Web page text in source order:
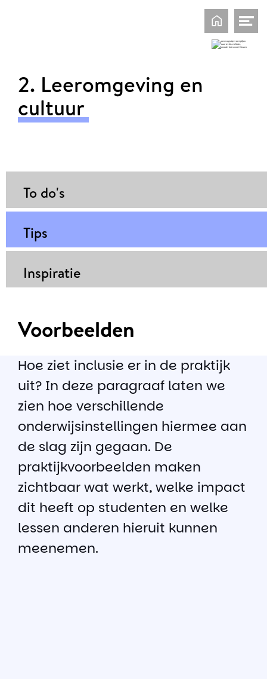
2. Leeromgeving en
cultuur
Voorbeelden
Hoe ziet inclusie er in de praktijk
uit? In deze paragraaf laten we
zien hoe verschillende
onderwijsinstellingen hiermee aan
de slag zijn gegaan. De
praktijkvoorbeelden maken
zichtbaar wat werkt, welke impact
dit heeft op studenten en welke
lessen anderen hieruit kunnen
meenemen.
To do's
Tips
Inspiratie
Home